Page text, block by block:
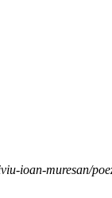
ioan-muresan/